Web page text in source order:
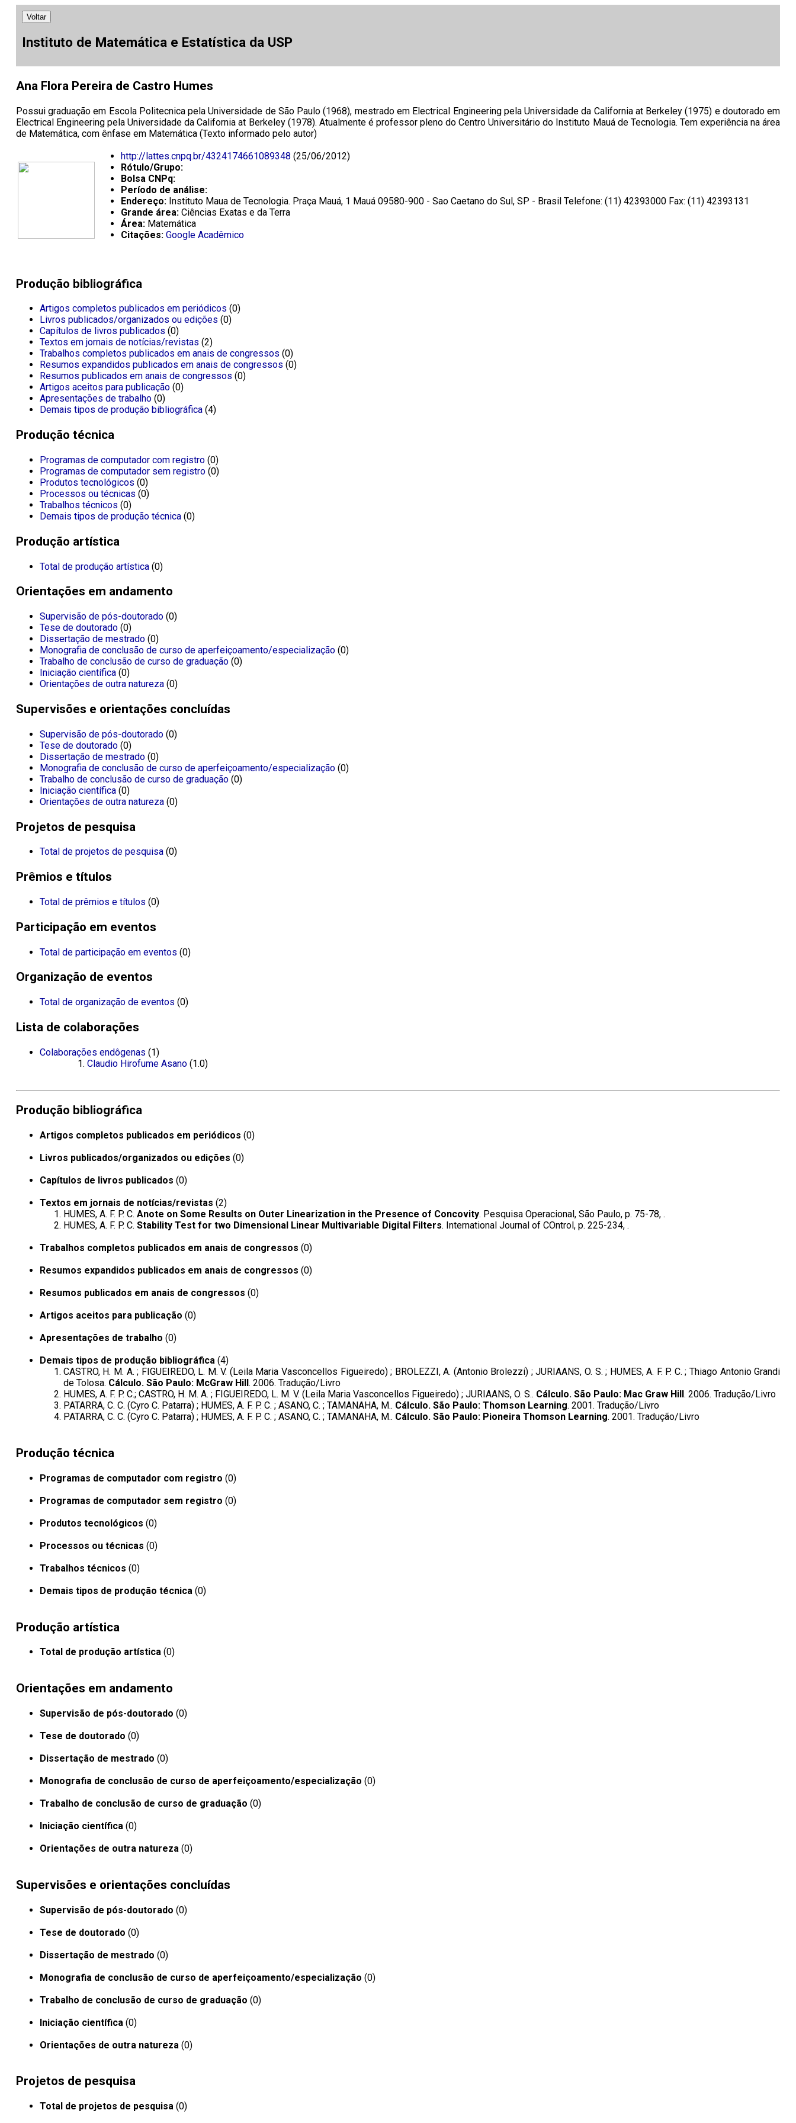
Voltar
Instituto de Matemática e Estatística da USP
Ana Flora Pereira de Castro Humes
Possui graduação em Escola Politecnica pela Universidade de São Paulo (1968), mestrado em Electrical Engineering pela Universidade da California at Berkeley (1975) e doutorado em
Electrical Engineering pela Universidade da California at Berkeley (1978). Atualmente é professor pleno do Centro Universitário do Instituto Mauá de Tecnologia. Tem experiência na área
de Matemática, com ênfase em Matemática (Texto informado pelo autor)
http://lattes.cnpq.br/4324174661089348 (25/06/2012)
Rótulo/Grupo:
Bolsa CNPq:
Período de análise:
Endereço:Instituto Maua de Tecnologia. Praça Mauá, 1 Mauá 09580-900 - Sao Caetano do Sul, SP - Brasil Telefone: (11) 42393000 Fax: (11) 42393131
Grande área:Ciências Exatas e da Terra
Área:Matemática
Citações: Google Acadêmico
Produção bibliográfica
Artigos completos publicados em periódicos (0)
Livros publicados/organizados ou edições (0)
Capítulos de livros publicados (0)
Textos em jornais de notícias/revistas (2)
Trabalhos completos publicados em anais de congressos (0)
Resumos expandidos publicados em anais de congressos (0)
Resumos publicados em anais de congressos (0)
Artigos aceitos para publicação(0)
Apresentações de trabalho(0)
Demais tipos de produção bibliográfica(4)
Produção técnica
Programas de computador com registro(0)
Programas de computador sem registro(0)
Produtos tecnológicos (0)
Processos ou técnicas (0)
Trabalhos técnicos (0)
Demais tipos de produção técnica(0)
Produção artística
Total de produção artística(0)
Orientações em andamento
Supervisão de pós-doutorado(0)
Tese de doutorado(0)
Dissertação de mestrado(0)
Monografia de conclusão de curso de aperfeiçoamento/especialização(0)
Trabalho de conclusão de curso de graduação(0)
Iniciação científica(0)
Orientações de outra natureza(0)
Supervisões e orientações concluídas
Supervisão de pós-doutorado(0)
Tese de doutorado(0)
Dissertação de mestrado(0)
Monografia de conclusão de curso de aperfeiçoamento/especialização(0)
Trabalho de conclusão de curso de graduação(0)
Iniciação científica(0)
Orientações de outra natureza(0)
Projetos de pesquisa
Total de projetos de pesquisa(0)
Prêmios e títulos
Total de prêmios e títulos (0)
Participação em eventos
Total de participação em eventos (0)
Organização de eventos
Total de organização de eventos (0)
Lista de colaborações
Colaborações endôgenas (1)
Claudio Hirofume Asano(1.0)
Produção bibliográfica
Artigos completos publicados em periódicos (0)
Livros publicados/organizados ou edições (0)
Capítulos de livros publicados (0)
Textos em jornais de notícias/revistas (2)
HUMES, A. F. P. C. Anote on Some Results on Outer Linearization in the Presence of Concovity. Pesquisa Operacional, São Paulo, p. 75-78, .
HUMES, A. F. P. C. Stability Test for two Dimensional Linear Multivariable Digital Filters. International Journal of COntrol, p. 225-234, .
Trabalhos completos publicados em anais de congressos (0)
Resumos expandidos publicados em anais de congressos (0)
Resumos publicados em anais de congressos (0)
Artigos aceitos para publicação (0)
Apresentações de trabalho (0)
Demais tipos de produção bibliográfica(4)
CASTRO, H. M. A. ; FIGUEIREDO, L. M. V. (Leila Maria Vasconcellos Figueiredo) ; BROLEZZI, A. (Antonio Brolezzi) ; JURIAANS, O. S. ; HUMES, A. F. P. C. ; Thiago Antonio Grandi
de Tolosa. Cálculo. São Paulo: McGraw Hill . 2006. Tradução/Livro
HUMES, A. F. P. C.; CASTRO, H. M. A. ; FIGUEIREDO, L. M. V. (Leila Maria Vasconcellos Figueiredo) ; JURIAANS, O. S.. Cálculo. São Paulo: Mac Graw Hill . 2006. Tradução/Livro
PATARRA, C. C. (Cyro C. Patarra) ; HUMES, A. F. P. C. ; ASANO, C. ; TAMANAHA, M.. Cálculo. São Paulo: Thomson Learning. 2001. Tradução/Livro
PATARRA, C. C. (Cyro C. Patarra) ; HUMES, A. F. P. C. ; ASANO, C. ; TAMANAHA, M.. Cálculo. São Paulo: Pioneira Thomson Learning. 2001. Tradução/Livro
Produção técnica
Programas de computador com registro (0)
Programas de computador sem registro (0)
Produtos tecnológicos (0)
Processos ou técnicas (0)
Trabalhos técnicos (0)
Demais tipos de produção técnica(0)
Produção artística
Total de produção artística(0)
Orientações em andamento
Supervisão de pós-doutorado (0)
Tese de doutorado (0)
Dissertação de mestrado (0)
Monografia de conclusão de curso de aperfeiçoamento/especialização (0)
Trabalho de conclusão de curso de graduação (0)
Iniciação científica(0)
Orientações de outra natureza(0)
Supervisões e orientações concluídas
Supervisão de pós-doutorado (0)
Tese de doutorado (0)
Dissertação de mestrado (0)
Monografia de conclusão de curso de aperfeiçoamento/especialização (0)
Trabalho de conclusão de curso de graduação (0)
Iniciação científica (0)
Orientações de outra natureza (0)
Projetos de pesquisa
Total de projetos de pesquisa(0)